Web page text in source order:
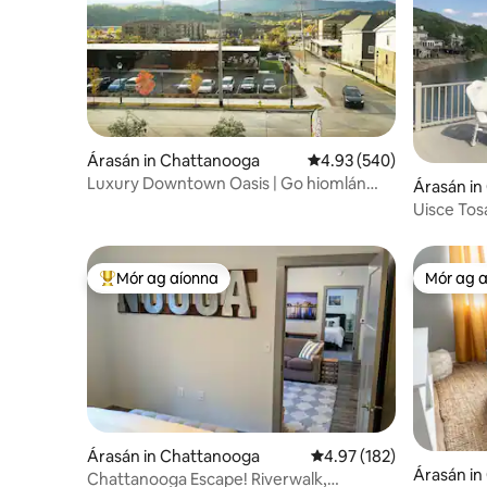
Árasán in Chattanooga Meánrátáil 4.93 as 5,
4.93 (540)
Luxury Downtown Oasis | Go hiomlán
Árasán
Uisce
An-mhór ag aíonna
Mór ag aíonna
Árasán in Chattanooga Meánrátáil 4.97 as 5,
4.97 (182)
Chattanooga Escape! Riverwalk,
Mór ag
Mór ag
Árasán